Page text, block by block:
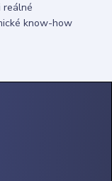
reálné
know-how